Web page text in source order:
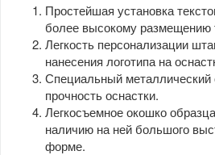
Простейшая установка
более высокому размещению
Легкость персонализации
нанесения логотипа на
Специальный металлический
прочность оснастки.
Легкосъемное окошко
наличию на ней большого
форме.